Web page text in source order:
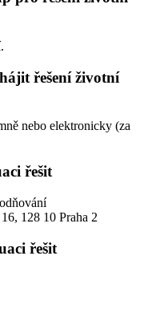
řešení životní
nebo elektronicky (za
řešit
128 10 Praha 2
řešit